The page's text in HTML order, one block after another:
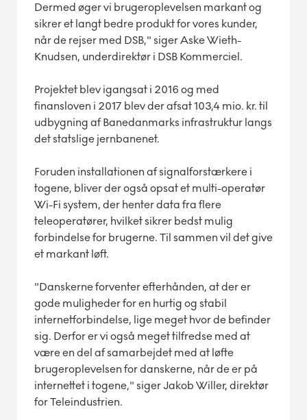
Dermed øger vi brugeroplevelsen markant og
sikrer et langt bedre produkt for vores kunder,
når de rejser med DSB," siger Aske Wieth-
Knudsen, underdirektør i DSB Kommerciel.
Projektet blev igangsat i 2016 og med
finansloven i 2017 blev der afsat 103,4 mio. kr. til
udbygning af Banedanmarks infrastruktur langs
det statslige jernbanenet.
Foruden installationen af signalforstærkere i
togene, bliver der også opsat et multi-operatør
Wi-Fi system, der henter data fra flere
teleoperatører, hvilket sikrer bedst mulig
forbindelse for brugerne. Til sammen vil det give
et markant løft.
"Danskerne forventer efterhånden, at der er
gode muligheder for en hurtig og stabil
internetforbindelse, lige meget hvor de befinder
sig. Derfor er vi også meget tilfredse med at
være en del af samarbejdet med at løfte
brugeroplevelsen for danskerne, når de er på
internettet i togene," siger Jakob Willer, direktør
for Teleindustrien.